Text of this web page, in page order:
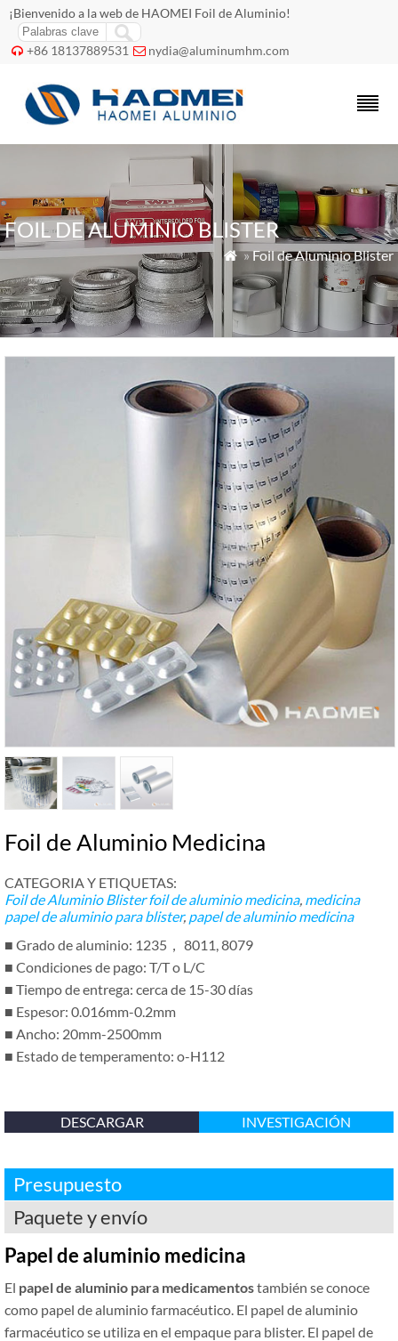
¡Bienvenido a la web de HAOMEI Foil de Aluminio!
 +86 18137889531  nydia@aluminumhm.com
FOIL DE ALUMINIO BLISTER
 »Foil de Aluminio Blister
Foil de Aluminio Medicina
CATEGORIA Y ETIQUETAS:
Foil de Aluminio Blister foil de aluminio medicina, medicina
papel de aluminio para blister, papel de aluminio medicina
■ Grado de aluminio: 1235， 8011, 8079
■ Condiciones de pago: T/T o L/C
■ Tiempo de entrega: cerca de 15-30 días
■ Espesor: 0.016mm-0.2mm
■ Ancho: 20mm-2500mm
■ Estado de temperamento: o-H112
DESCARGAR INVESTIGACIÓN
Presupuesto
Paquete y envío
Papel de aluminio medicina
El papel de aluminio para medicamentostambién se conoce
como papel de aluminio farmacéutico. El papel de aluminio
farmacéutico se utiliza en el empaque para blister. El papel de